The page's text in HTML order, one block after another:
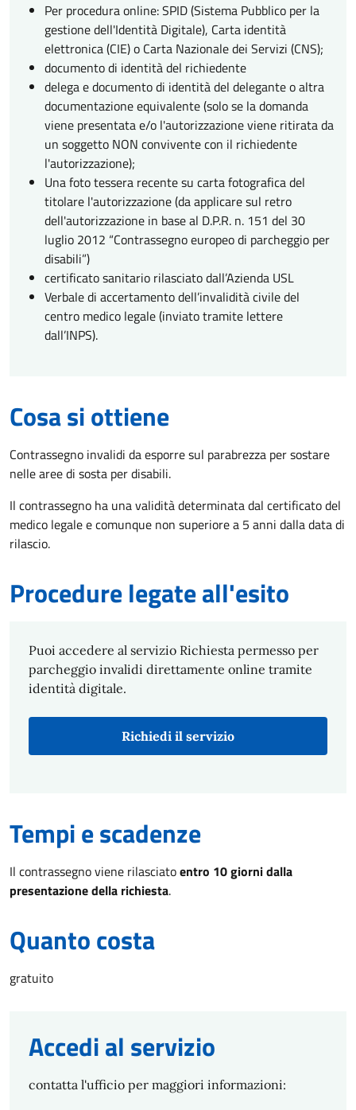
Per procedura online: SPID (Sistema Pubblico per la
gestione dell'Identità Digitale), Carta identità
elettronica (CIE) o Carta Nazionale dei Servizi (CNS);
documento di identità del richiedente
delega e documento di identità del delegante o altra
documentazione equivalente (solo se la domanda
viene presentata e/o l'autorizzazione viene ritirata da
un soggetto NON convivente con il richiedente
l'autorizzazione);
Una foto tessera recente su carta fotografica del
titolare l'autorizzazione (da applicare sul retro
dell'autorizzazione in base al D.P.R. n. 151 del 30
luglio 2012 “Contrassegno europeo di parcheggio per
disabili”)
certificato sanitario rilasciato dall’Azienda USL
Verbale di accertamento dell’invalidità civile del
centro medico legale (inviato tramite lettere
dall’INPS).
Cosa si ottiene
Contrassegno invalidi da esporre sul parabrezza per sostare
nelle aree di sosta per disabili.
Il contrassegno ha una validità determinata dal certificato del
medico legale e comunque non superiore a 5 anni dalla data di
rilascio.
Procedure legate all'esito
Puoi accedere al servizio Richiesta permesso per
parcheggio invalidi direttamente online tramite
identità digitale.
Richiedi il servizio
Tempi e scadenze
Il contrassegno viene rilasciatoentro 10 giorni dalla
presentazione della richiesta.
Quanto costa
gratuito
Accedi al servizio
contatta l'ufficio per maggiori informazioni: